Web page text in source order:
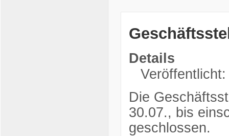
Details
Die
30.07., bis
geschlossen.